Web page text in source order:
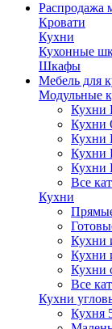
Распродажа
Кровати
Кухни
Кухонные
Шкафы
Мебель для
Модульные
Кухни
Кухни
Кухни
Кухни
Кухни
Все
Кухни
Кухни
Кухни
Кухни
Все
Кухни
Кухня